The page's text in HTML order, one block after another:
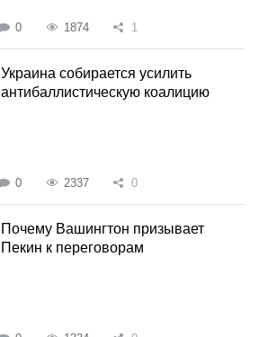
0 1874 1
Украина собирается усилить
антибаллистическую коалицию
0 2337 0
Почему Вашингтон призывает
Пекин к переговорам